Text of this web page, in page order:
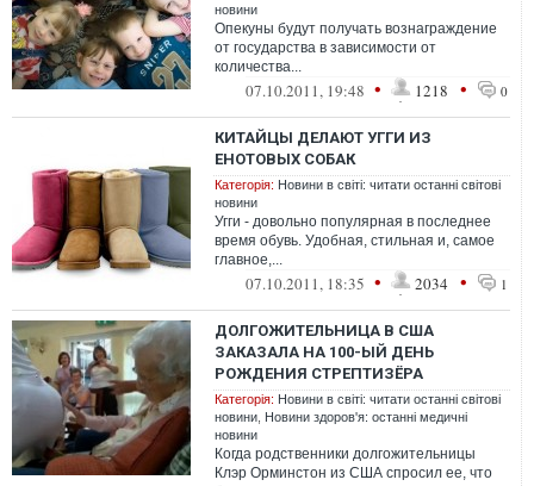
новини
Опекуны будут получать вознаграждение
от государства в зависимости от
количества...
07.10.2011, 19:48 • 1218 • 0
КИТАЙЦЫ ДЕЛАЮТ УГГИ ИЗ
ЕНОТОВЫХ СОБАК
Категорія: Новини в світі: читати останні світові
новини
Угги - довольно популярная в последнее
время обувь. Удобная, стильная и, самое
главное,...
07.10.2011, 18:35 • 2034 • 1
ДОЛГОЖИТЕЛЬНИЦА В США
ЗАКАЗАЛА НА 100-ЫЙ ДЕНЬ
РОЖДЕНИЯ СТРЕПТИЗЁРА
Категорія: Новини в світі: читати останні світові
новини Новини здоров'я: останні медичні
новини
Когда родственники долгожительницы
Клэр Орминстон из США спросил ее, что